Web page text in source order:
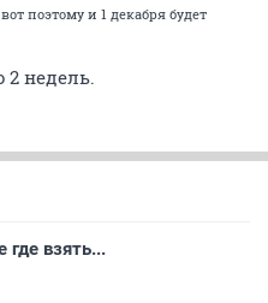
поэтому и 1 декабря будет
2 недель.
взять...